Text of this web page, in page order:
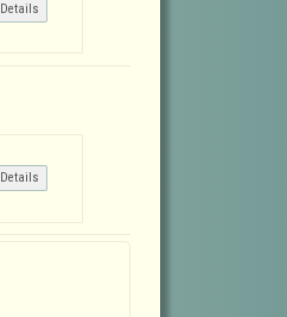
Details
Details